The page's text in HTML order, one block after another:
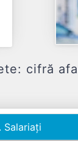
cifră
Salariați